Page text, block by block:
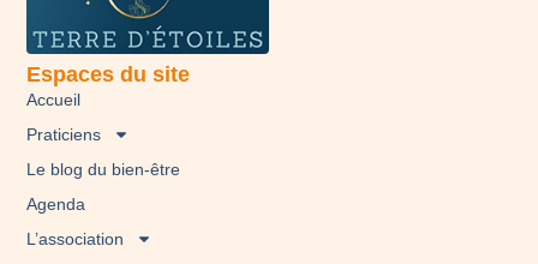
Espaces du site
Accueil
Praticiens
Le blog du bien-être
Agenda
L’association